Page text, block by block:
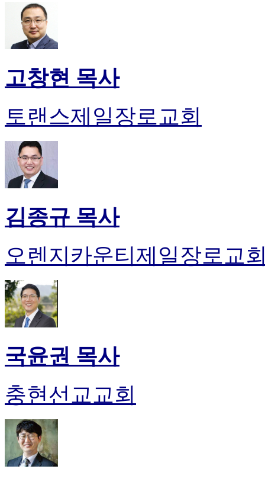
고창현 목사
토랜스제일장로교회
김종규 목사
오렌지카운티제일장로교
국윤권 목사
충현선교교회